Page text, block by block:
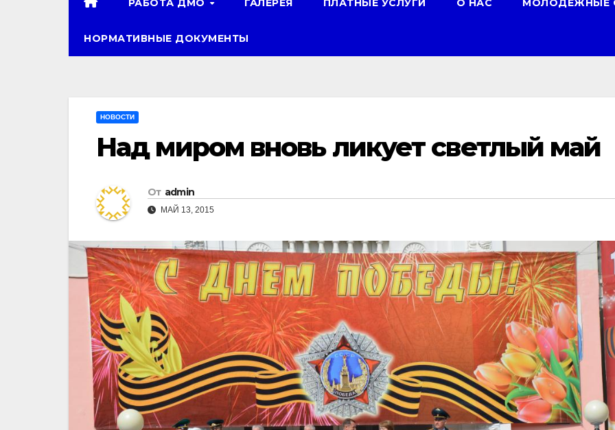
РАБОТА ДМО ГАЛЕРЕЯ ПЛАТНЫЕ УСЛУГИ О НАС МОЛОДЕЖНЫЕ
НОРМАТИВНЫЕ ДОКУМЕНТЫ
НОВОСТИ
Над миром вновь ликует светлый май
От admin
МАЙ 13, 2015